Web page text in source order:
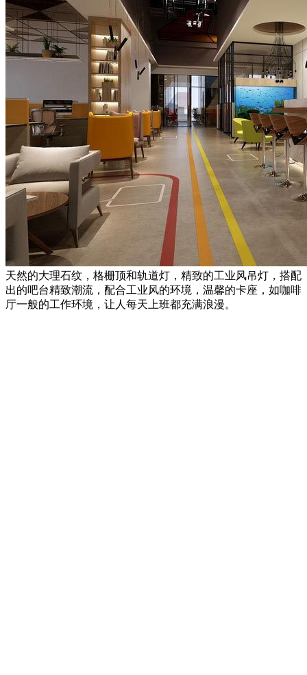
天然的大理石纹，格栅顶和轨道灯，精致的工业风吊灯，搭配
出的吧台精致潮流，配合工业风的环境，温馨的卡座，如咖啡
厅一般的工作环境，让人每天上班都充满浪漫。